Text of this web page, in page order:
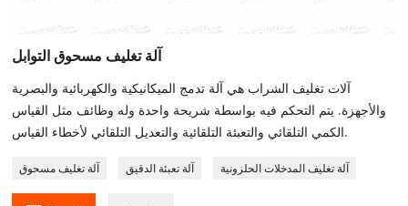
آلة تغليف مسحوق التوابل
آلات تغليف الشراب هي آلة تدمج الميكانيكية والكهربائية والبصرية
والأجهزة. يتم التحكم فيه بواسطة شريحة واحدة وله وظائف مثل القياس
الكمي التلقائي والتعبئة التلقائية والتعديل التلقائي لأخطاء القياس.
آلة تغليف مسحوق آلة تعبئة الدقيق آلة تغليف المدخلات الحلزونية